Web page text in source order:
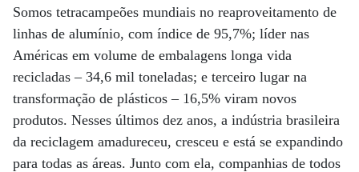
Somos tetracampeões mundiais no reaproveitamento de
linhas de alumínio, com índice de 95,7%; líder nas
Américas em volume de embalagens longa vida
recicladas – 34,6 mil toneladas; e terceiro lugar na
transformação de plásticos – 16,5% viram novos
produtos. Nesses últimos dez anos, a indústria brasileira
da reciclagem amadureceu, cresceu e está se expandindo
para todas as áreas. Junto com ela, companhias de todos